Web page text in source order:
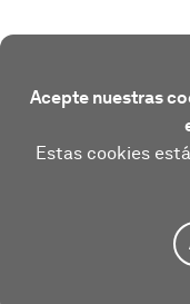
Acepte nuestras
Estas cookies